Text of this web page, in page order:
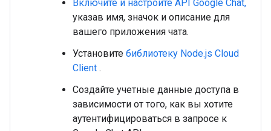
Включите и настройте API Google Chat,
указав имя, значок и описание для
вашего приложения чата.
Установите библиотеку Node.js Cloud
Client .
Создайте учетные данные доступа в
зависимости от того, как вы хотите
аутентифицироваться в запросе к